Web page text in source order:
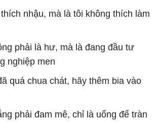
nhậu, mà là tôi không thích làm
phải là hư, mà là đang đầu tư
nghiệp men
quá chua chát, hãy thêm bia vào
phải đam mê, chỉ là uống để tràn